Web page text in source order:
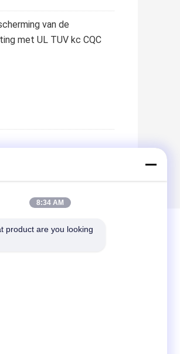
van de
met UL TUV kc CQC
8:34 AM
product are you looking